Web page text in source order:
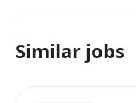
域內領先的共享充
Similar jobs